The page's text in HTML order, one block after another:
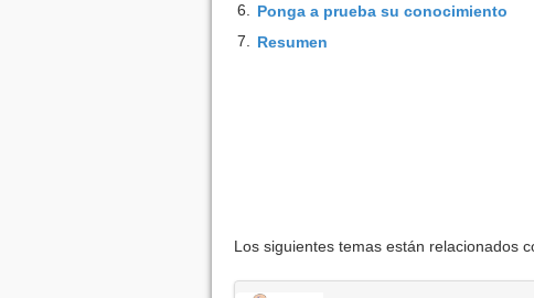
6. Ponga a prueba su conocimiento
7. Resumen
Los siguientes temas están relacionados